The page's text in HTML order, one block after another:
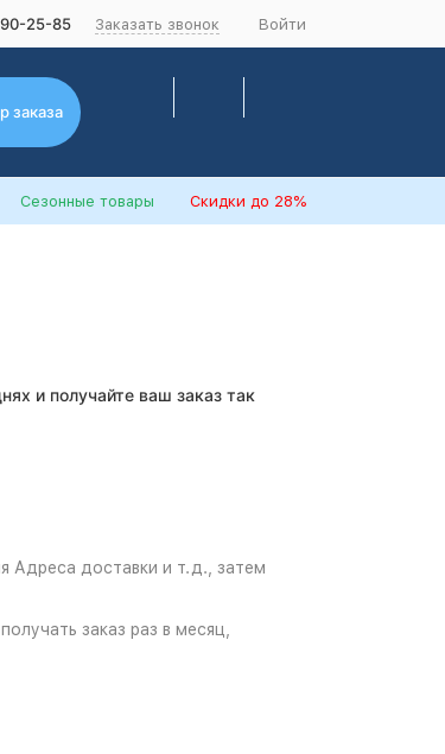
25-85 Заказать звонок Войти
заказа
Сезонные товары Скидки до 28%
и получайте ваш заказ так
Адреса доставки и т.д., затем
заказ раз в месяц,